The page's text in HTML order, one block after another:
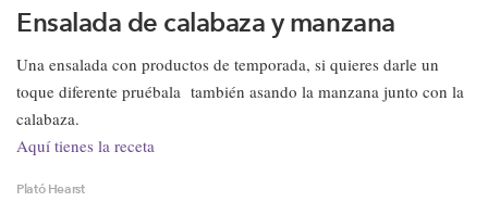
Ensalada de calabaza y manzana
Una ensalada con productos de temporada, si quieres darle un
toque diferente pruébala también asando la manzana junto con la
calabaza.
Aquí tienes la receta
Plató Hearst